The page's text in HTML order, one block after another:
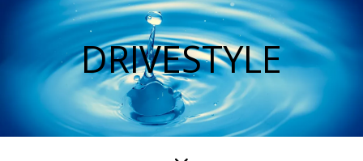
DRIVESTYLE